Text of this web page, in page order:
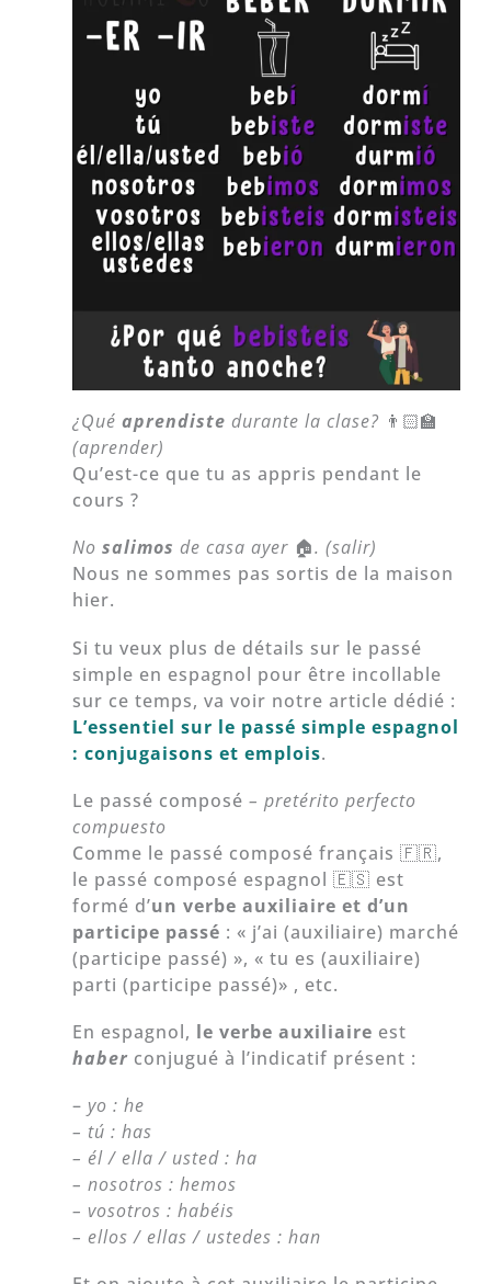
¿Quéaprendistedurante la clase? 👨🏻‍🏫
(aprender)
Qu’est-ce que tu as appris pendant le
cours ?
Nosalimosde casa ayer 🏠. (salir)
Nous ne sommes pas sortis de la maison
hier.
Si tu veux plus de détails sur le passé
simple en espagnol pour être incollable
sur ce temps, va voir notre article dédié :
L’essentiel sur le passé simple espagnol
: conjugaisons et emplois.
Le passé composé– pretérito perfecto
compuesto
Comme le passé composé français 🇫🇷,
le passé composé espagnol 🇪🇸 est
formé d’un verbe auxiliaire et d’un
participe passé : « j’ai (auxiliaire) marché
(participe passé) », « tu es (auxiliaire)
parti (participe passé)» , etc.
En espagnol, le verbe auxiliaire est
haber conjugué à l’indicatif présent :
– yo : he
– tú : has
– él / ella / usted : ha
– nosotros : hemos
– vosotros : habéis
– ellos / ellas / ustedes : han